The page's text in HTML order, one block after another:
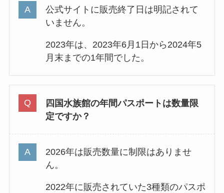
公式サイトに販売終了日は明記されて
いません。
2023年は、2023年6月1日から2024年5
月末までの1年間でした。
四国水族館の年間パスポートは数量限
定ですか？
2026年は販売数量に制限はありませ
ん。
2022年に販売されていた3種類のパスポ